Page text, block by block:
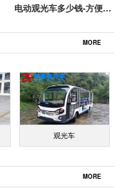
电动观光车多少钱-方便游
MORE
观光车
MORE